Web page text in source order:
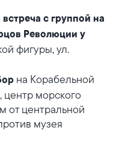
с группой на
Революции у
фигуры, ул.
на Корабельной
морского
от центральной
музея